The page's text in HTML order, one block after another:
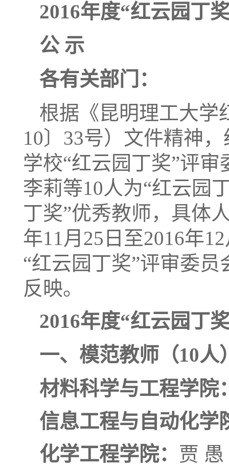
2016年度“红云园丁
公 示
各有关部门：
根据《昆明理工大学
10〕33号）文件精神
学校“红云园丁奖”评
李莉等10人为“红云园
丁奖”优秀教师，具体
年11月25日至2016年
“红云园丁奖”评审委
反映。
2016年度“红云园丁
一、 模范教师（10人
材料科学与工程学院
信息工程与自动化学
化学工程学院： 贾 愚